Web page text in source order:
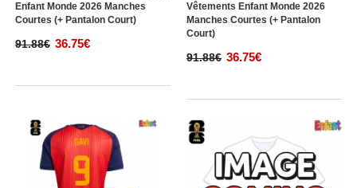
Enfant Monde 2026 Manches
Courtes (+ Pantalon Court)
91.88€ 36.75€
Vêtements Enfant Monde 2026
Manches Courtes (+ Pantalon
Court)
91.88€ 36.75€